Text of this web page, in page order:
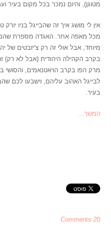
מטוגן), והיום נמכר בכל מקום בעיר
אין לי מושג איך זה שהבייגל בניו
מכל מאפה אחר. האגדה מספרת
מיוחד, אבל אולי זה רק צ'יזבטים של
בקרב הקהילה היהודית (אבל לא רק)
מרק הפו בקרב הויאטנאמים, והסושי
לבייגל האהוב עליהם, וישבעו לכם
בעיר.
המשך…
20 Comments